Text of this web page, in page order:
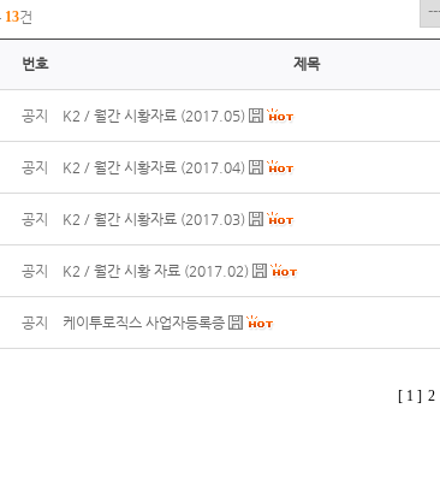
13건
번호 제목
공지 K2 / 월간 시황자료 (2017.05)
공지 K2 / 월간 시황자료 (2017.04)
공지 K2 / 월간 시황자료 (2017.03)
공지 K2 / 월간 시황 자료 (2017.02)
공지 케이투로직스 사업자등록증
[ 1 ] 2